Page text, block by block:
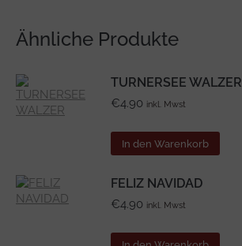
Ähnliche Produkte
TURNERSEE WALZER
€4.90 inkl. Mwst
In den Warenkorb
FELIZ NAVIDAD
€4.90 inkl. Mwst